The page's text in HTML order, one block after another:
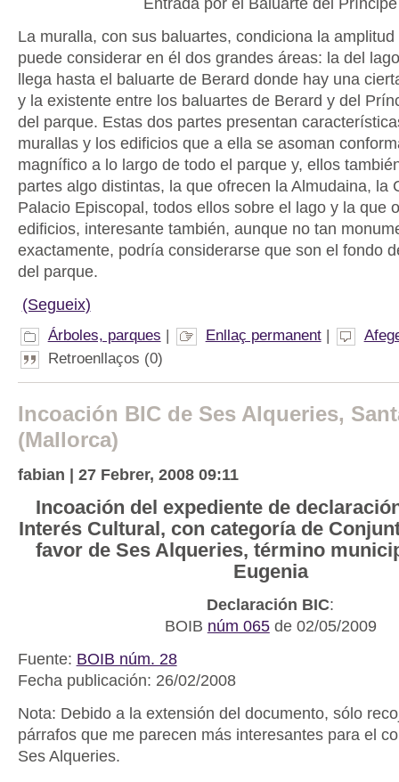
La muralla, con sus baluartes, condiciona la
puede considerar en él dos grandes áreas: la del
llega hasta el baluarte de Berard donde hay una
y la existente entre los baluartes de Berard y del
del parque. Estas dos partes presentan
murallas y los edificios que a ella se asoman
magnífico a lo largo de todo el parque y, ellos
partes algo distintas, la que ofrecen la Almudaina, la
Palacio Episcopal, todos ellos sobre el lago y la que
edificios, interesante también, aunque no tan
exactamente, podría considerarse que son el fondo
del parque.
(Segueix)
Árboles, parques Enllaç permanent|
Retroenllaços (0)
Incoación BIC de Ses Alqueries,
(Mallorca)
fabian | 27 Febrer, 2008 09:11
Incoación del expediente de
Interés Cultural, con categoría de
favor de Ses Alqueries, término
Eugenia
Declaración BIC:
BOIB núm 065de 02/05/2009
Fuente: BOIB núm. 28
Fecha publicación: 26/02/2008
Nota: Debido a la extensión del documento, sólo
párrafos que me parecen más interesantes para el
Ses Alqueries.